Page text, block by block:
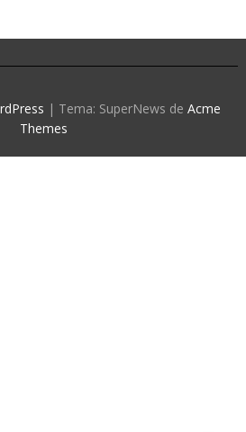
| Tema: SuperNews de Acme
Themes